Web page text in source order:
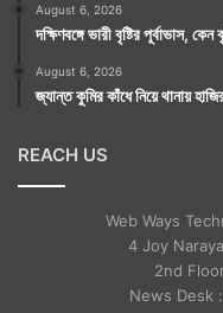
August 6, 2026
দক্ষিণবঙ্গে ভারী বৃষ্টির পূর্বাভাস,
August 6, 2026
জ্যান্ত কুমির কাঁধে নিয়ে থানায়
REACH US
Web Ways
4 Joy
2nd
News Desk